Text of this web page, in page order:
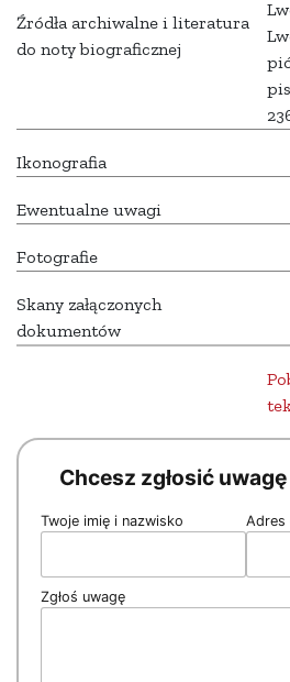
Źródła archiwalne i literatura
do noty biograficznej
Ikonografia
Ewentualne uwagi
Fotografie
Skany załączonych
dokumentów
Chcesz zgłosić
Twoje imię i nazwisko Adres
Zgłoś uwagę